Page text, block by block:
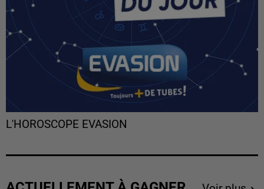
L'HOROSCOPE EVASION